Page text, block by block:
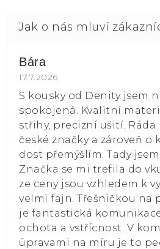
Bára
Hodnocení obchodu je 5 z
17.7.2026
S kousky od Denity jsem
spokojená. Kvalitní
střihy, precizní ušití.
české značky a zároveň o
dost přemýšlím. Tady
Značka se mi trefila do
ze ceny jsou vzhledem k
velmi fajn. Třešničkou na
je fantastická
ochota a vstřícnost. V
úpravami na míru je to